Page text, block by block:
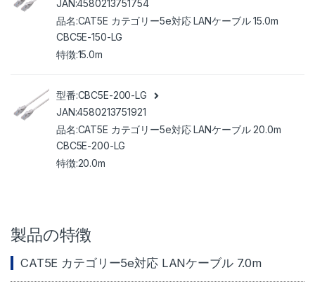
4580213751754
CAT5E カテゴリー5e対応 LANケーブル 15.0m
CBC5E-150-LG
15.0m
CBC5E-200-LG
4580213751921
CAT5E カテゴリー5e対応 LANケーブル 20.0m
CBC5E-200-LG
20.0m
製品の特徴
CAT5E カテゴリー5e対応 LANケーブル 7.0m